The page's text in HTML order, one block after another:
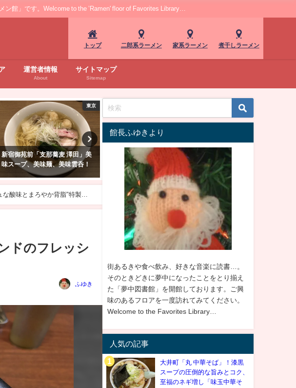
館」です。Welcome to the ’Ramen' floor of Favorites Library…
トップ 二郎系ラーメン 家系ラーメン 煮干しラーメン
運営者情報
About
サイトマップ
Sitemap
東北・北海道
仙台「週末麺処らくら ひとし
な」！週末のみ営業の鮮魚系美
味ラーメン"真鯛白湯醤油そば"
横浜アソビル「横浜丿貫」！唯
一無二の濃い海の味わい"濃厚牡
蠣蕎麦"
大門「麺屋 芝之」実食レポ
厚煮干しの旨みが押し寄せ
杯。ランチ限定ご飯もお得
酸味とまろやか背脂"特製み
ドのフレッシ
ふゆき
館長ふゆきより
街あるきや食べ飲み、好きな音楽に読書…。
そのときどきに夢中になったことをとり揃え
た「夢中図書館」を開館しております。ご興
味のあるフロアを一度訪れてみてください。
Welcome to the Favorites Library…
人気の記事
大井町「丸 中華そば」！漆黒
スープの圧倒的な旨みとコク、
至福のネギ増し「味玉中華そ